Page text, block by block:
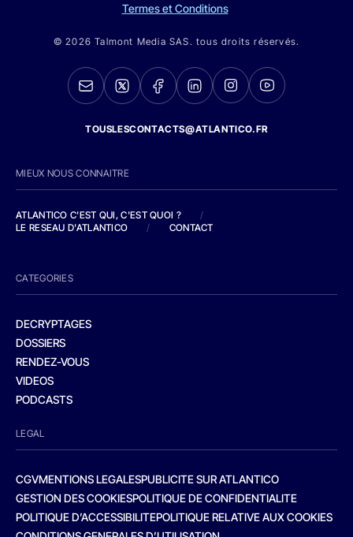
Termes et Conditions
© 2026 Talmont Media SAS. tous droits réservés.
TOUSLESCONTACTS@ATLANTICO.FR
MIEUX NOUS CONNAITRE
ATLANTICO C'EST QUI, C'EST QUOI ?
/
LE RESEAU D'ATLANTICO
/ CONTACT
CATEGORIES
DECRYPTAGES
DOSSIERS
RENDEZ-VOUS
VIDEOS
PODCASTS
LEGAL
CGVMENTIONS LEGALESPUBLICITE SUR ATLANTICO
GESTION DES COOKIESPOLITIQUE DE CONFIDENTIALITE
POLITIQUE D’ACCESSIBILITEPOLITIQUE RELATIVE AUX COOKIES